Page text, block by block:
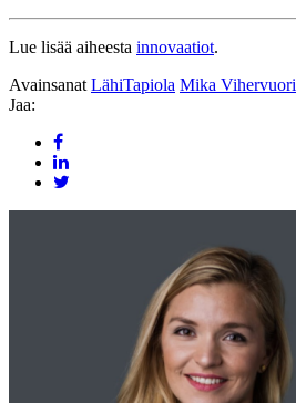
Lue lisää aiheesta innovaatiot.
Avainsanat LähiTapiola Mika Vihervuori
Jaa: